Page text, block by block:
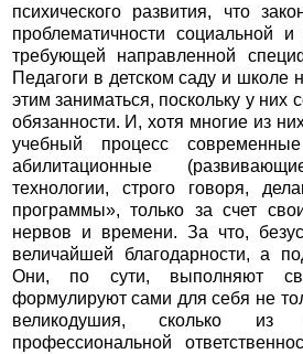
психического развития, что
проблематичности социальной
требующей направленной
Педагоги в детском саду и школе
этим заниматься, поскольку у них
обязанности. И, хотя многие из
учебный процесс
абилитационные
технологии, строго говоря,
программы», только за счет
нервов и времени. За что,
величайшей благодарности, а
Они, по сути, выполняют
формулируют сами для себя не
великодушия, сколько из
профессиональной